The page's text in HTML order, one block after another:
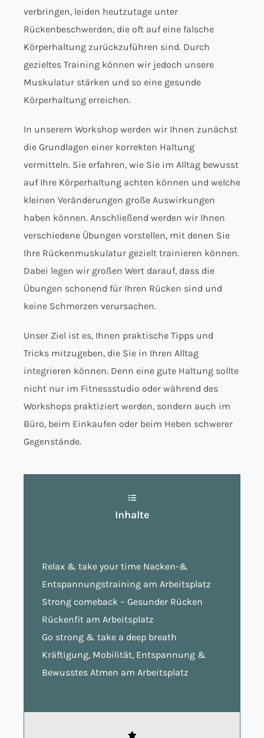
verbringen, leiden heutzutage unter
Rückenbeschwerden, die oft auf eine falsche
Körperhaltung zurückzuführen sind. Durch
gezieltes Training können wir jedoch unsere
Muskulatur stärken und so eine gesunde
Körperhaltung erreichen.
In unserem Workshop werden wir Ihnen zunächst
die Grundlagen einer korrekten Haltung
vermitteln. Sie erfahren, wie Sie im Alltag bewusst
auf Ihre Körperhaltung achten können und welche
kleinen Veränderungen große Auswirkungen
haben können. Anschließend werden wir Ihnen
verschiedene Übungen vorstellen, mit denen Sie
Ihre Rückenmuskulatur gezielt trainieren können.
Dabei legen wir großen Wert darauf, dass die
Übungen schonend für Ihren Rücken sind und
keine Schmerzen verursachen.
Unser Ziel ist es, Ihnen praktische Tipps und
Tricks mitzugeben, die Sie in Ihren Alltag
integrieren können. Denn eine gute Haltung sollte
nicht nur im Fitnessstudio oder während des
Workshops praktiziert werden, sondern auch im
Büro, beim Einkaufen oder beim Heben schwerer
Gegenstände.
Inhalte
Relax & take your time Nacken-&
Entspannungstraining am Arbeitsplatz
Strong comeback – Gesunder Rücken
Rückenfit am Arbeitsplatz
Go strong & take a deep breath
Kräftigung, Mobilität, Entspannung &
Bewusstes Atmen am Arbeitsplatz